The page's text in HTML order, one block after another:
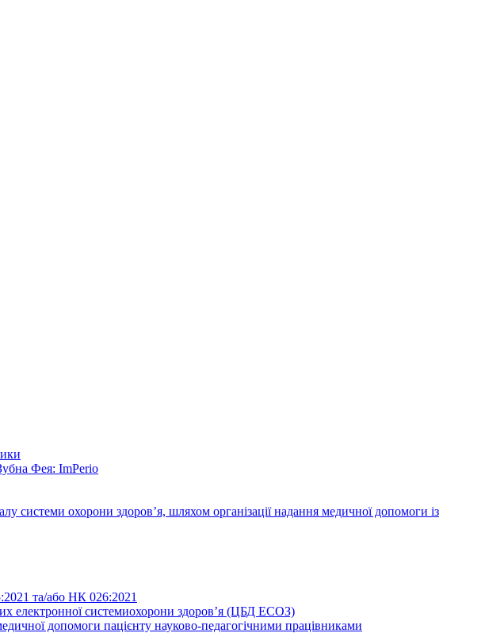
Фея: ImPerio
системи охорони здоров’я, шляхом організації надання медичної допомоги із
та/або НК 026:2021
електронної системиохорони здоров’я (ЦБД ЕСОЗ)
допомоги пацієнту науково-педагогічними працівниками